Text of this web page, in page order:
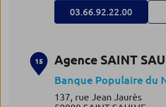
03.66.92.22.00
15 Agence SAINT
Banque Populaire du
137, rue Jean Jaurès